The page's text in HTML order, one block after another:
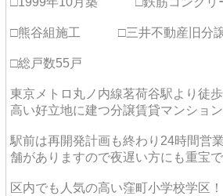
□熊谷組施工 □三井不動産旧分
□総戸数55戸
東京メトロ丸ノ内線茗荷谷駅より徒
高い好立地に建つ分譲賃貸マンショ
駅前は再開発計画も終わり24時間営
舗がありますので夜遅い方にも重宝で
区内でも人気の高い窪町小学校学区